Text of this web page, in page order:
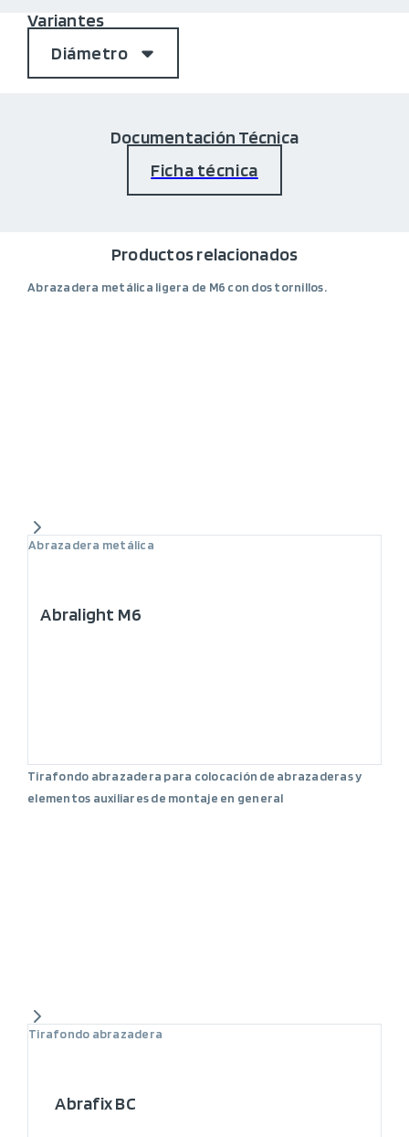
Variantes
Diámetro
Documentación Técnica
Ficha técnica
Productos relacionados
Abrazadera metálica ligera de M6 con dos tornillos.
Abrazadera metálica
Abralight M6
Tirafondo abrazadera para colocación de abrazaderas y
elementos auxiliares de montaje en general
Tirafondo abrazadera
Abrafix BC